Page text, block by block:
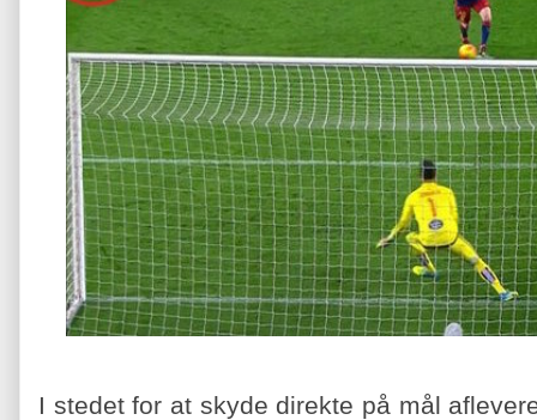
I stedet for at skyde direkte på mål